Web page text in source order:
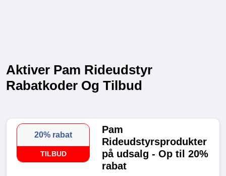
Aktiver Pam Rideudstyr
Rabatkoder Og Tilbud
20% rabat
TILBUD
Pam
Rideudstyrsprodukter
på udsalg - Op til 20%
rabat